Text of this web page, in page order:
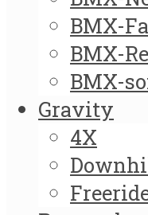
BMX-
BMX-
BMX-
Gravity
4X